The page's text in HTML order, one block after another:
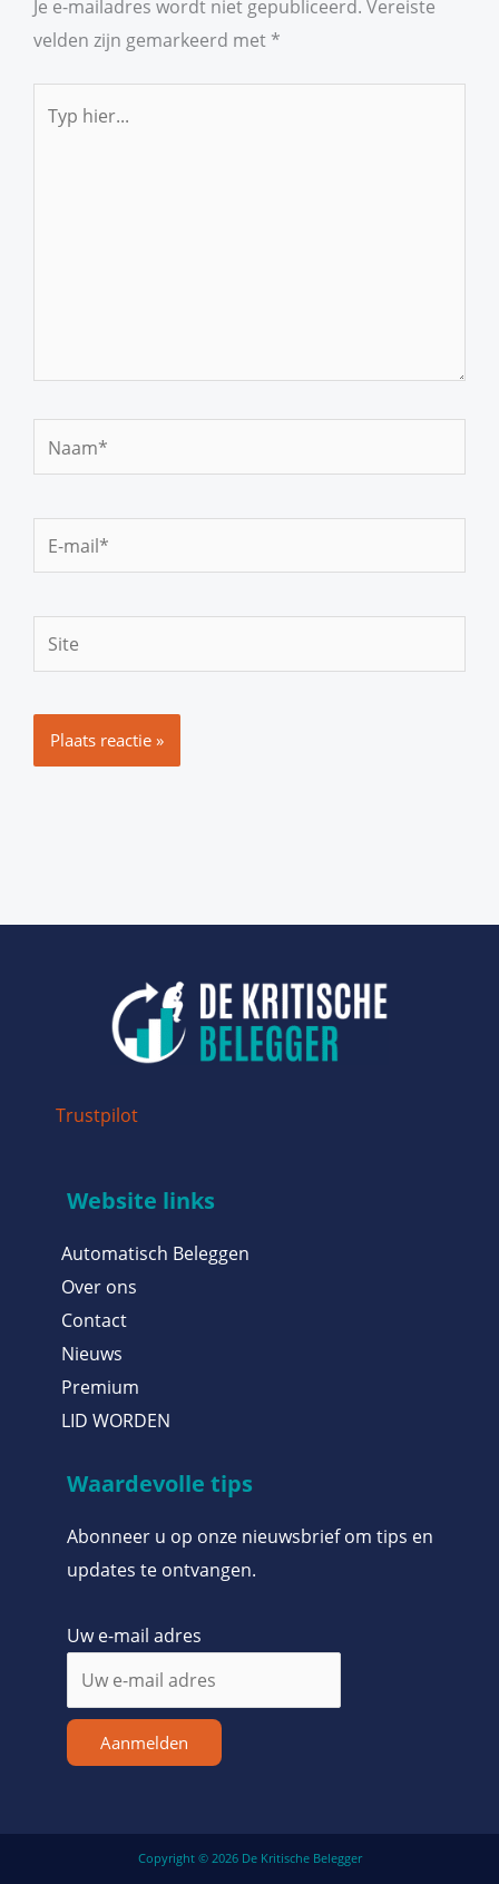
Je e-mailadres wordt niet gepubliceerd. Vereiste
velden zijn gemarkeerd met *
hier...
mail*
Site
Trustpilot
Website links
Automatisch Beleggen
Over ons
Contact
Nieuws
Premium
LID WORDEN
Waardevolle tips
Abonneer u op onze nieuwsbrief om tips en
updates te ontvangen.
Uw e-mail adres
Aanmelden
Copyright © 2026 De Kritische Belegger